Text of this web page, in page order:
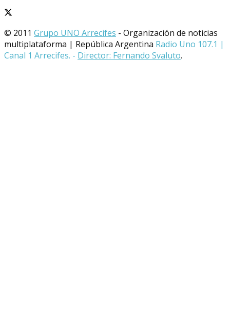
© 2011 Grupo UNO Arrecifes - Organización de noticias
multiplataforma | República Argentina Radio Uno 107.1 |
Canal 1 Arrecifes. - Director: Fernando Svaluto.